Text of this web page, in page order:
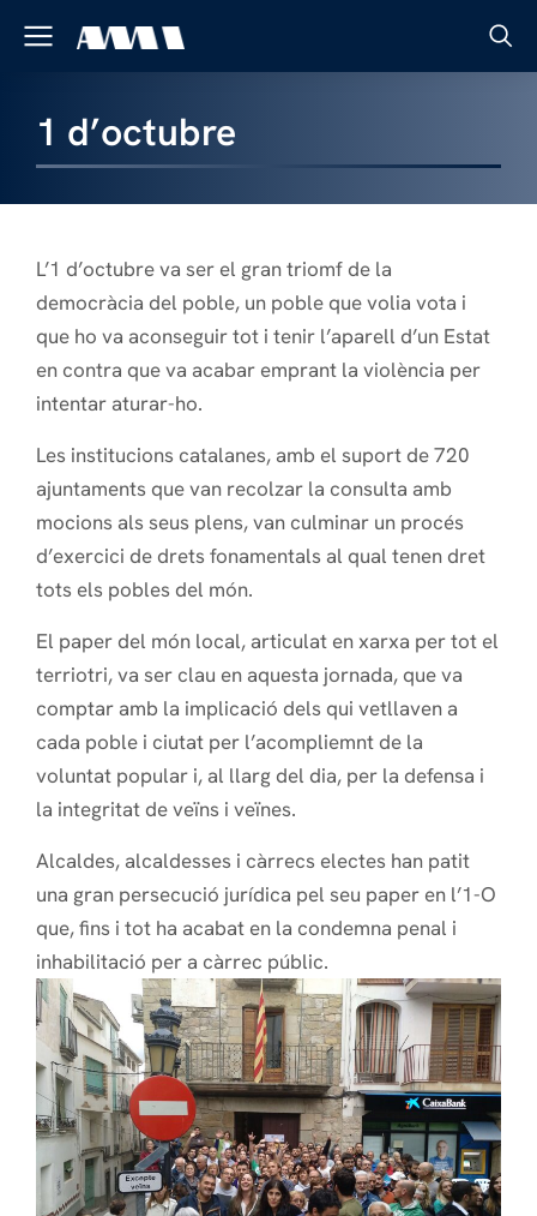
1 d’octubre
L’1 d’octubre va ser el gran triomf de la
democràcia del poble, un poble que volia vota i
que ho va aconseguir tot i tenir l’aparell d’un Estat
en contra que va acabar emprant la violència per
intentar aturar-ho.
Les institucions catalanes, amb el suport de 720
ajuntaments que van recolzar la consulta amb
mocions als seus plens, van culminar un procés
d’exercici de drets fonamentals al qual tenen dret
tots els pobles del món.
El paper del món local, articulat en xarxa per tot el
terriotri, va ser clau en aquesta jornada, que va
comptar amb la implicació dels qui vetllaven a
cada poble i ciutat per l’acompliemnt de la
voluntat popular i, al llarg del dia, per la defensa i
la integritat de veïns i veïnes.
Alcaldes, alcaldesses i càrrecs electes han patit
una gran persecució jurídica pel seu paper en l’1-O
que, fins i tot ha acabat en la condemna penal i
inhabilitació per a càrrec públic.